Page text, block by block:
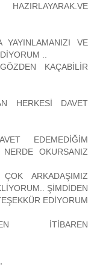
YAYINLAMANIZI VE
..
KAÇABİLİR
HERKESİ DAVET
EDEMEDİĞİM
OKURSANIZ
ARKADAŞIMIZ
ŞİMDİDEN
EDİYORUM
İTİBAREN